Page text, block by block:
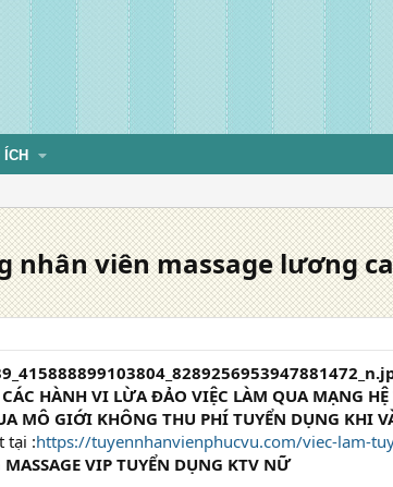
nhân viên massage lương
HÀNH VI LỪA ĐẢO VIỆC LÀM QUA MẠNG
MÔ GIỚI KHÔNG THU PHÍ TUYỂN DỤNG KHI
tại :https://tuyennhanvienphucvu.com/viec-lam-
MASSAGE VIP TUYỂN DỤNG KTV NỮ